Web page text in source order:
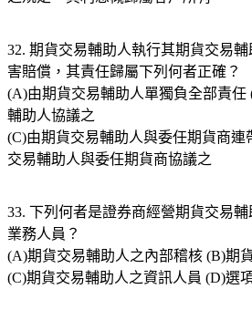
32. 期貨交易輔助人執行其期貨交易
害賠償，其責任歸屬下列何者正確？
(A)由期貨交易輔助人單獨負全部責任
輔助人協議之
(C)由期貨交易輔助人與委任期貨商連
交易輔助人與委任期貨商協議之
33. 下列何者是證券商經營期貨交易
業務人員？
(A)期貨交易輔助人之內部稽核 (B)期
(C)期貨交易輔助人之資訊人員 (D)選